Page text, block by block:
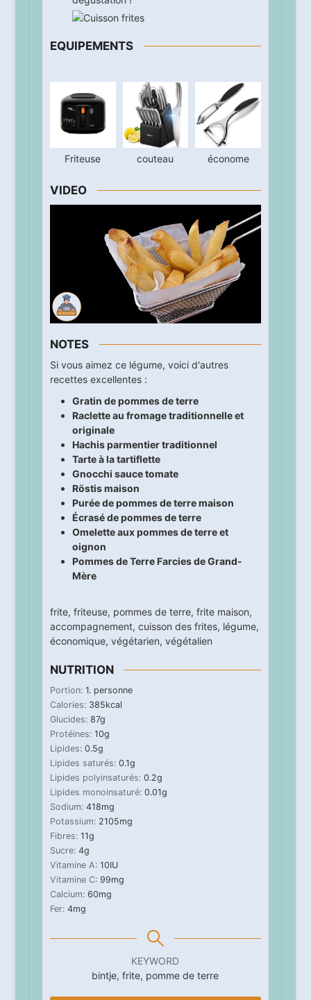
EQUIPEMENTS
Friteuse couteau économe
VIDEO
NOTES
Si vous aimez ce légume, voici d'autres
recettes excellentes :
Gratin de pommes de terre
Raclette au fromage traditionnelle et
originale
Hachis parmentier traditionnel
Tarte à la tartiflette
Gnocchi sauce tomate
Röstis maison
Purée de pommes de terre maison
Écrasé de pommes de terre
Omelette aux pommes de terre et
oignon
Pommes de Terre Farcies de Grand-
Mère
frite, friteuse, pommes de terre, frite maison,
accompagnement, cuisson des frites, légume,
économique, végétarien, végétalien
NUTRITION
Portion: 1. personne
Calories: 385kcal
Glucides: 87g
Protéines: 10g
Lipides: 0.5g
Lipides saturés: 0.1g
Lipides polyinsaturés: 0.2g
Lipides monoinsaturé: 0.01g
Sodium: 418mg
Potassium: 2105mg
Fibres: 11g
Sucre: 4g
Vitamine A: 10IU
Vitamine C: 99mg
Calcium: 60mg
Fer: 4mg
KEYWORD
bintje, frite, pomme de terre